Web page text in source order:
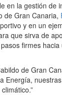
en la gestión
de Gran Canaria,
y en un
que sirva de
firmes
de Gran